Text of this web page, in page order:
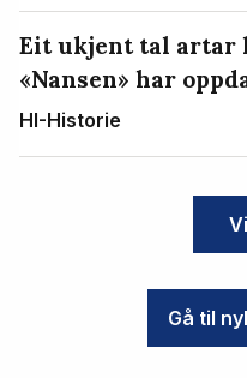
Eit ukjent tal artar
«Nansen» har
HI-Historie
Gå til